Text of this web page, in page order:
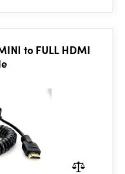
to FULL HDMI